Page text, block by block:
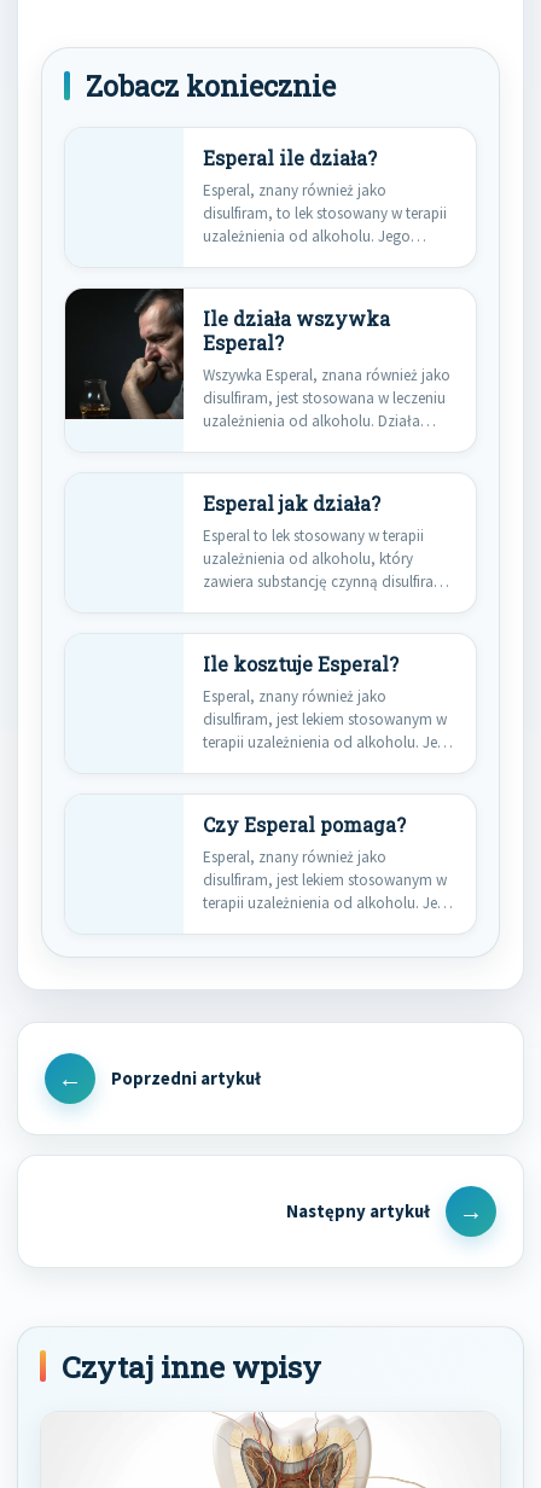
Zobacz koniecznie
Esperal ile działa?
Esperal, znany również jako
disulfiram, to lek stosowany w terapii
uzależnienia od alkoholu. Jego
Ile działa wszywka
Esperal?
Wszywka Esperal, znana również jako
disulfiram, jest stosowana w leczeniu
uzależnienia od alkoholu. Działa
Esperal jak działa?
Esperal to lek stosowany w terapii
uzależnienia od alkoholu, który
zawiera substancję czynną disulfiram.
Ile kosztuje Esperal?
Esperal, znany również jako
disulfiram, jest lekiem stosowanym w
terapii uzależnienia od alkoholu. Jego
Czy Esperal pomaga?
Esperal, znany również jako
disulfiram, jest lekiem stosowanym w
terapii uzależnienia od alkoholu. Jego
Nawigacja
wpisu
Previous
Next
Post
Czytaj inne wpisy